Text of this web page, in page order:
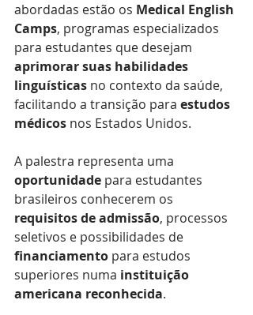
abordadas estão os Medical English
Camps, programas especializados
para estudantes que desejam
aprimorar suas habilidades
linguísticas no contexto da saúde,
facilitando a transição para estudos
médicos nos Estados Unidos.
A palestra representa uma
oportunidade para estudantes
brasileiros conhecerem os
requisitos de admissão, processos
seletivos e possibilidades de
financiamento para estudos
superiores numa instituição
americana reconhecida.